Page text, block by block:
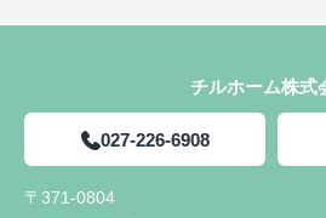
チルホーム株式
027-226-6908
〒371-0804